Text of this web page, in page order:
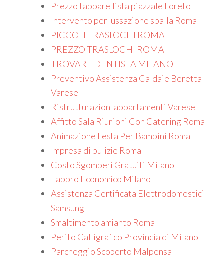
Prezzo tapparellista piazzale Loreto
Intervento per lussazione spalla Roma
PICCOLI TRASLOCHI ROMA
PREZZO TRASLOCHI ROMA
TROVARE DENTISTA MILANO
Preventivo Assistenza Caldaie Beretta
Varese
Ristrutturazioni appartamenti Varese
Affitto Sala Riunioni Con Catering Roma
Animazione Festa Per Bambini Roma
Impresa di pulizie Roma
Costo Sgomberi Gratuiti Milano
Fabbro Economico Milano
Assistenza Certificata Elettrodomestici
Samsung
Smaltimento amianto Roma
Perito Calligrafico Provincia di Milano
Parcheggio Scoperto Malpensa